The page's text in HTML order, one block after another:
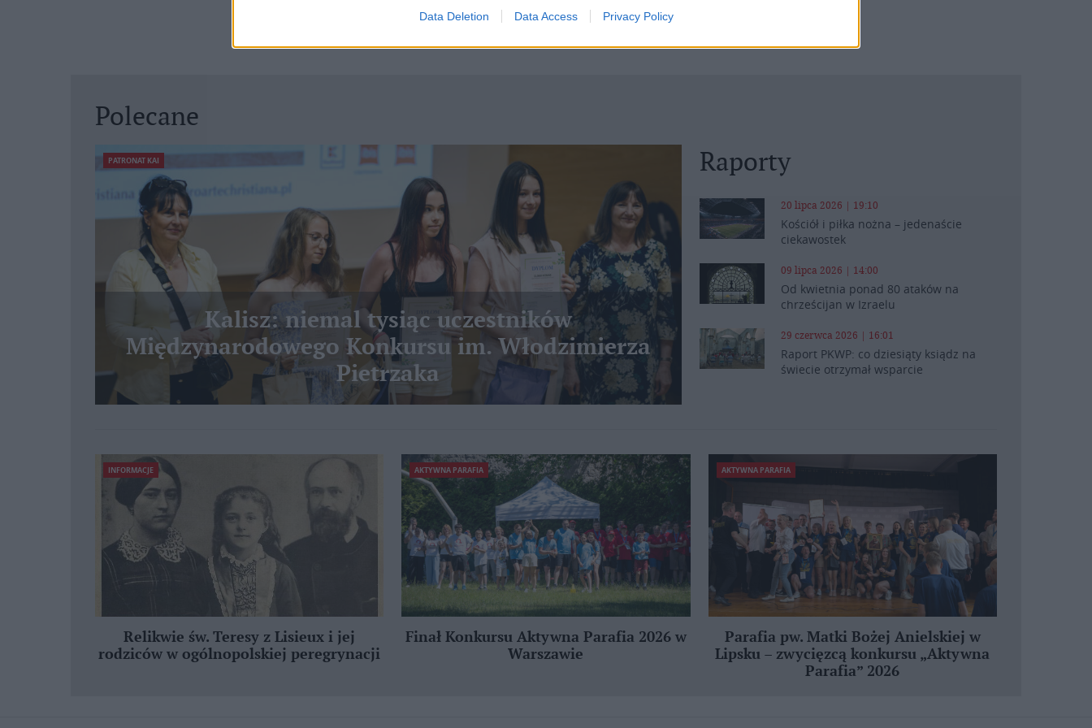
Data Deletion Data Access Privacy Policy
Polecane
PATRONAT KAI
Kalisz: niemal tysiąc uczestników
Międzynarodowego Konkursu im. Włodzimierza
Pietrzaka
Raporty
20 lipca 2026 | 19:10
Kościół i piłka nożna – jedenaście
ciekawostek
09 lipca 2026 | 14:00
Od kwietnia ponad 80 ataków na
chrześcijan w Izraelu
29 czerwca 2026 | 16:01
Raport PKWP: co dziesiąty ksiądz na
świecie otrzymał wsparcie
INFORMACJE
Relikwie św. Teresy z Lisieux i jej
rodziców w ogólnopolskiej peregrynacji
AKTYWNA PARAFIA
Finał Konkursu Aktywna Parafia 2026 w
Warszawie
AKTYWNA PARAFIA
Parafia pw. Matki Bożej Anielskiej w
Lipsku – zwycięzcą konkursu „Aktywna
Parafia” 2026